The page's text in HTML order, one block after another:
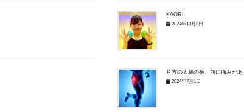
KAORI
2024年10月8日
片方の太腿の横、前に痛みが
2024年7月1日